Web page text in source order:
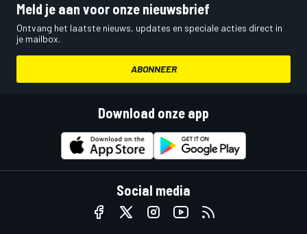
Meld je aan voor onze nieuwsbrief
Ontvang het laatste nieuws, updates en speciale acties direct in
je mailbox.
ABONNEER
Download onze app
Social media